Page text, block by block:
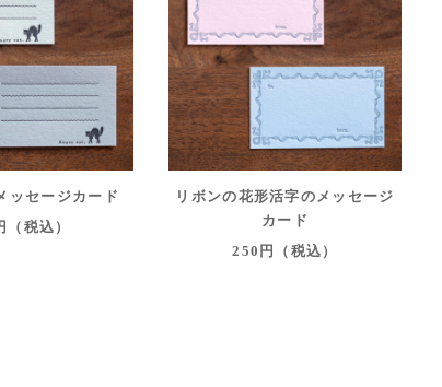
ッセージカード
（税込）
リボンの花形活字のメッセージ
カード
250円（税込）